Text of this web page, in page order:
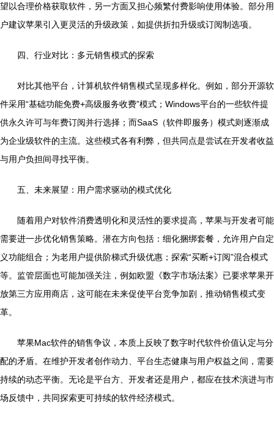
望以合理价格获取软件，另一方面又担心频繁付费影响使用体验。部分用
户建议苹果引入更灵活的升级政策，如提供折扣升级或订阅制选项。
四、行业对比：多元销售模式的探索
对比其他平台，计算机软件销售模式呈现多样化。例如，部分开源软
件采用“基础功能免费+高级服务收费”模式；Windows平台的一些软件提
供永久许可与年费订阅并行选择；而SaaS（软件即服务）模式则逐渐成
为企业级软件的主流。这些模式各有利弊，但共同点是尝试在开发者收益
与用户负担间寻找平衡。
五、未来展望：用户需求驱动的模式优化
随着用户对软件消费透明化和灵活性的要求提高，苹果与开发者可能
需要进一步优化销售策略。潜在方向包括：细化捆绑套餐，允许用户自定
义功能组合；为老用户提供阶梯式升级优惠；探索“买断+订阅”混合模式
等。监管层面也可能加强关注，例如欧盟《数字市场法案》已要求苹果开
放第三方应用商店，这可能在未来促使平台竞争加剧，推动销售模式变
革。
苹果Mac软件的销售争议，本质上反映了数字时代软件价值认定与分
配的矛盾。在维护开发者创作动力、平台生态健康与用户权益之间，需要
持续的动态平衡。无论是平台方、开发者还是用户，都应在技术演进与市
场反馈中，共同探索更可持续的软件经济模式。